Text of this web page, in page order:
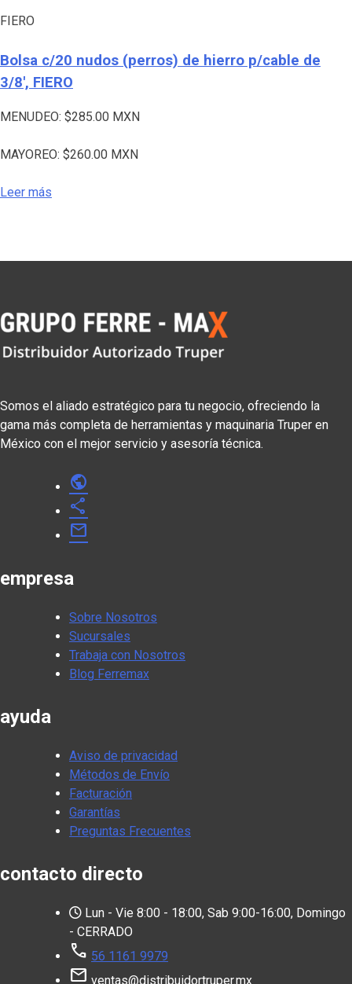
FIERO
Bolsa c/20 nudos (perros) de hierro p/cable de
3/8′, FIERO
MENUDEO: $285.00 MXN
MAYOREO: $260.00 MXN
Leer más
Somos el aliado estratégico para tu negocio, ofreciendo la
gama más completa de herramientas y maquinaria Truper en
México con el mejor servicio y asesoría técnica.
public
share
mail
empresa
Sobre Nosotros
Sucursales
Trabaja con Nosotros
Blog Ferremax
ayuda
Aviso de privacidad
Métodos de Envío
Facturación
Garantías
Preguntas Frecuentes
contacto directo
Lun - Vie 8:00 - 18:00, Sab 9:00-16:00, Domingo
- CERRADO
call 56 1161 9979
mail ventas@distribuidortruper.mx